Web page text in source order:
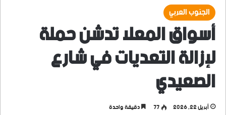
الجنوب العربي
أسواق المعلا تدشن حملة
لإزالة التعديات في شارع
الصعيدي
أبريل 22, 2026 77 دقيقة واحدة